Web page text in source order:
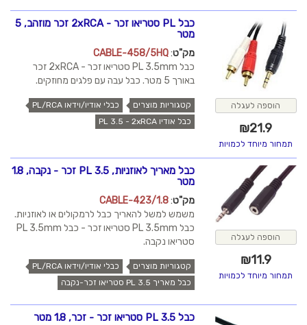
הוספה לעגלה
₪21.9
תמחור מיוחד לכמויות
כבל PL סטריאו זכר - 2xRCA זכר מוזהב, 5
מטר
מק"ט:
CABLE-458/5HQ
כבל PL 3.5mm סטריאו זכר - 2xRCA זכר
באורך 5 מטר. כבל עבה עם פלגים מחוזקים.
קטגוריות מוצרים
כבלי אודיו/וידאו PL/RCA
כבל אודיו PL 3.5 - 2xRCA
הוספה לעגלה
₪11.9
תמחור מיוחד לכמויות
כבל מאריך לאוזניות, PL 3.5 זכר - נקבה, 1.8
מטר
מק"ט:
CABLE-423/1.8
משמש למשל להאריך כבל לרמקולים או לאוזניות.
כבל PL 3.5mm סטריאו זכר - כבל PL 3.5mm
סטריאו נקבה.
קטגוריות מוצרים
כבלי אודיו/וידאו PL/RCA
כבל מאריך PL 3.5 סטריאו זכר-נקבה
כבל PL 3.5 סטריאו זכר - זכר, 1.8 מטר